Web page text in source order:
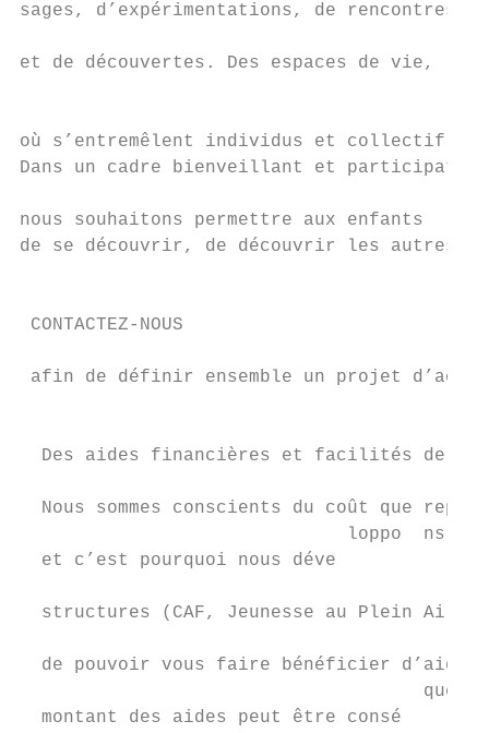
sages, d’expérimentations, de
et de découvertes. Des espaces de vie,
où s’entremêlent individus et
Dans un cadre bienveillant et
nous souhaitons permettre aux enfants
de se découvrir, de découvrir les
CONTACTEZ-NOUS
afin de définir ensemble un projet
Des aides financières et facilités de
Nous sommes conscients du coût que
loppo  ns
et c’est pourquoi nous déve
structures (CAF, Jeunesse au Plein Air,
de pouvoir vous faire bénéficier d’aides
quen
  montant des aides peut être consé